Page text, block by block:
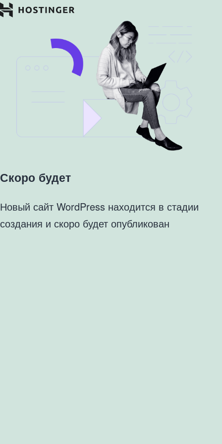
Скоро будет
Новый сайт WordPress находится в стадии
создания и скоро будет опубликован